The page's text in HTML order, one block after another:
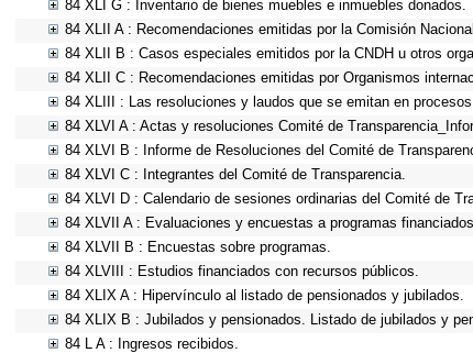
84 XLI G : Inventario de bienes muebles e inmuebles donados.
84 XLII A : Recomendaciones emitidas por la Comisión
84 XLII B : Casos especiales emitidos por la CNDH u otros
84 XLII C : Recomendaciones emitidas por Organismos
84 XLIII : Las resoluciones y laudos que se emitan en
84 XLVI A : Actas y resoluciones Comité de
84 XLVI B : Informe de Resoluciones del Comité de
84 XLVI C : Integrantes del Comité de Transparencia.
84 XLVI D : Calendario de sesiones ordinarias del Comité de
84 XLVII A : Evaluaciones y encuestas a programas
84 XLVII B : Encuestas sobre programas.
84 XLVIII : Estudios financiados con recursos públicos.
84 XLIX A : Hipervínculo al listado de pensionados y jubilados.
84 XLIX B : Jubilados y pensionados. Listado de jubilados y
84 L A : Ingresos recibidos.